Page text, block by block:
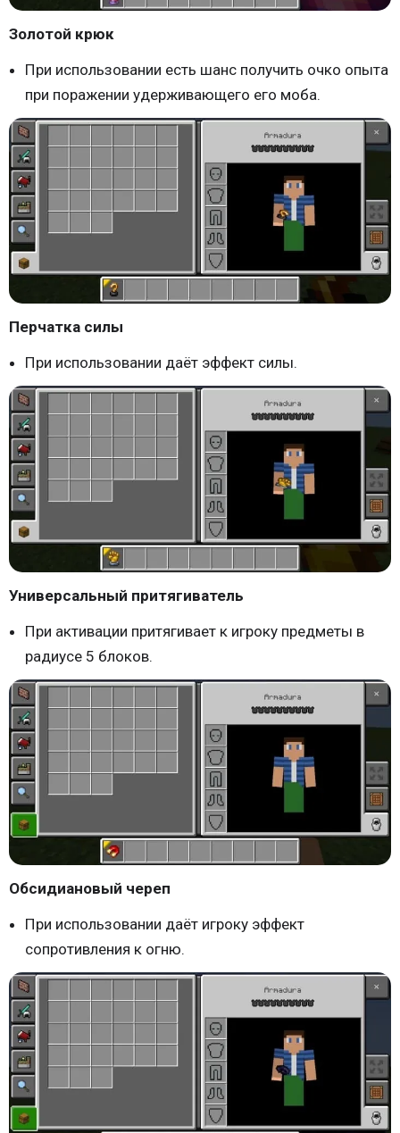
Золотой крюк
При использовании есть шанс получить очко опыта
при поражении удерживающего его моба.
Перчатка силы
При использовании даёт эффект силы.
Универсальный притягиватель
При активации притягивает к игроку предметы в
радиусе 5 блоков.
Обсидиановый череп
При использовании даёт игроку эффект
сопротивления к огню.